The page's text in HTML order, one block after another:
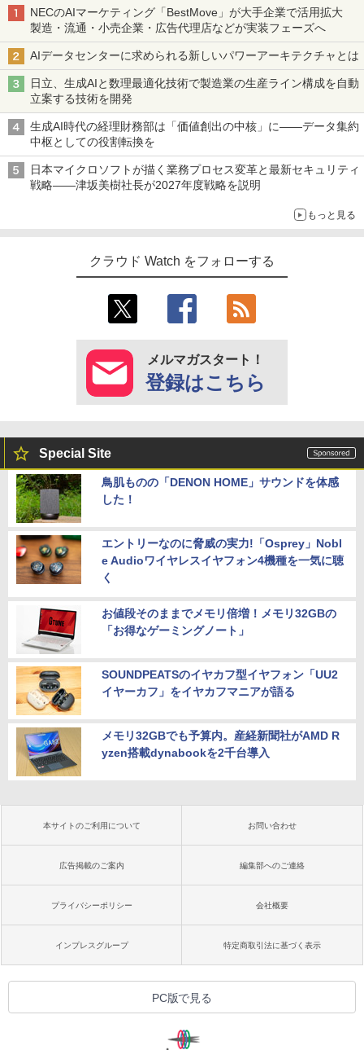
NECのAIマーケティング「BestMove」が大手企業で活用拡大
製造・流通・小売企業・広告代理店などが実装フェーズへ
AIデータセンターに求められる新しいパワーアーキテクチャとは
日立、生成AIと数理最適化技術で製造業の生産ライン構成を自動
立案する技術を開発
生成AI時代の経理財務部は「価値創出の中核」に――データ集約
中枢としての役割転換を
日本マイクロソフトが描く業務プロセス変革と最新セキュリティ
戦略――津坂美樹社長が2027年度戦略を説明
もっと見る
クラウド Watch をフォローする
メルマガスタート！
登録はこちら
Special Site
鳥肌ものの「DENON HOME」サウンドを体感
した！
エントリーなのに脅威の実力!「Osprey」Nobl
e Audioワイヤレスイヤフォン4機種を一気に聴
く
お値段そのままでメモリ倍増！メモリ32GBの
「お得なゲーミングノート」
SOUNDPEATSのイヤカフ型イヤフォン「UU2
イヤーカフ」をイヤカフマニアが語る
メモリ32GBでも予算内。産経新聞社がAMD R
yzen搭載dynabookを2千台導入
本サイトのご利用について お問い合わせ
広告掲載のご案内 編集部へのご連絡
プライバシーポリシー 会社概要
インプレスグループ 特定商取引法に基づく表示
PC版で見る